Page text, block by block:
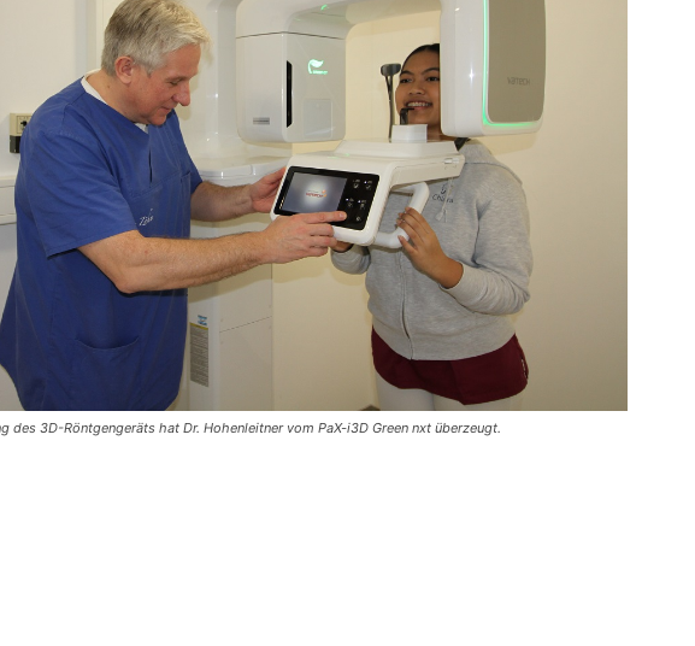
des 3D-Röntgengeräts hat Dr. Hohenleitner vom PaX-i3D Green nxt überzeugt.